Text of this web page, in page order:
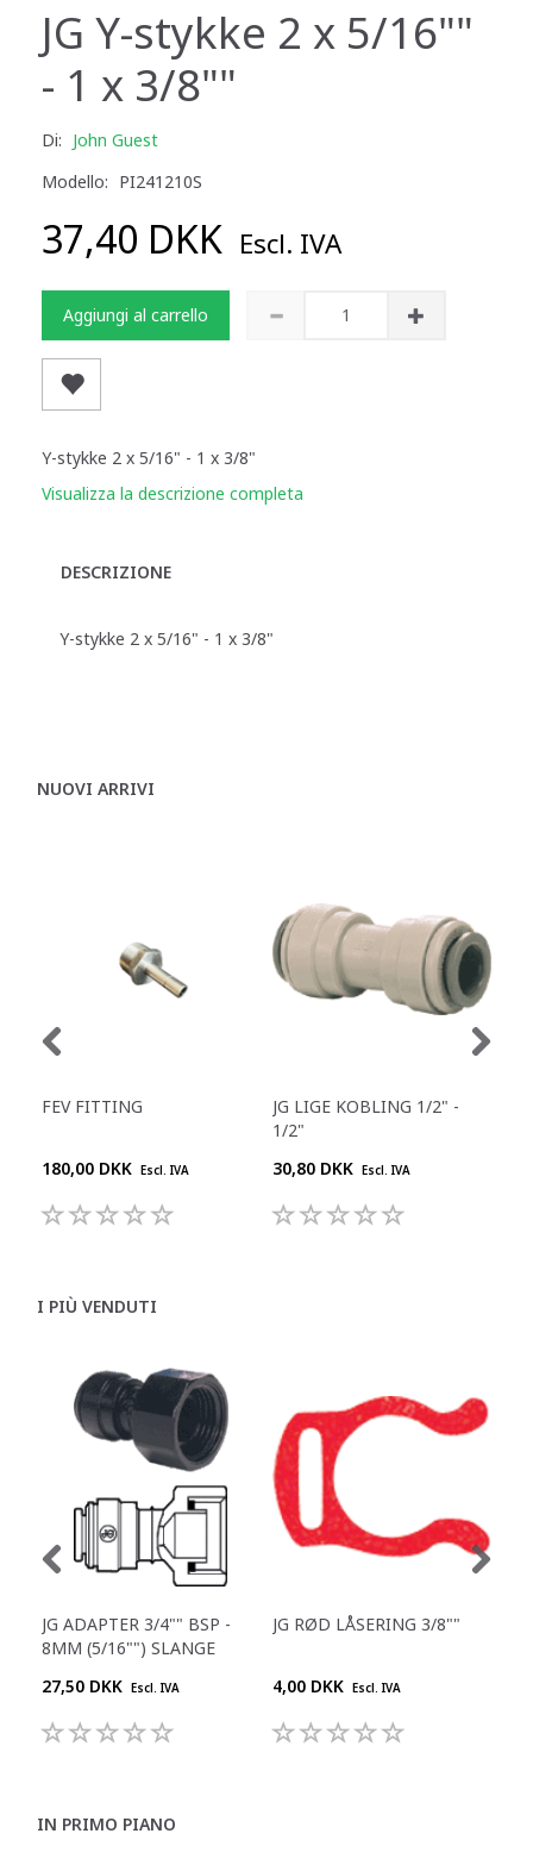
JG Y-stykke 2 x 5/16""
- 1 x 3/8""
Di: John Guest
Modello: PI241210S
37,40 DKK Escl. IVA
Aggiungi al carrello
Y-stykke 2 x 5/16" - 1 x 3/8"
Visualizza la descrizione completa
DESCRIZIONE
Y-stykke 2 x 5/16" - 1 x 3/8"
NUOVI ARRIVI
FEV FITTING
180,00 DKK Escl. IVA
JG LIGE KOBLING 1/2" -
1/2"
30,80 DKK Escl. IVA
I PIÙ VENDUTI
JG ADAPTER 3/4"" BSP -
8MM (5/16"") SLANGE
27,50 DKK Escl. IVA
JG RØD LÅSERING 3/8""
4,00 DKK Escl. IVA
IN PRIMO PIANO